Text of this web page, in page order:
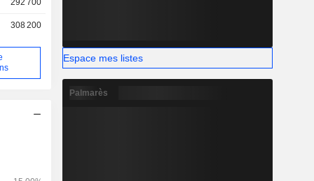
292 700
308 200
Espace mes listes
Palmarès